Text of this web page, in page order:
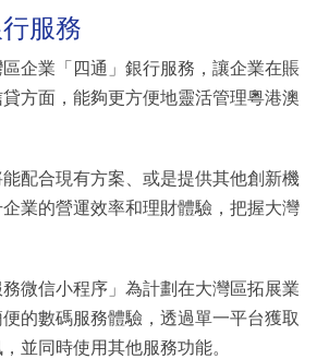
服務
企業「四通」銀行服務，讓企業在賬
方面，能夠更方便地靈活管理粵港澳
配合現有方案、或是提供其他創新機
業的營運效率和理財體驗，把握大灣
務微信小程序」為計劃在大灣區拓展業
的數碼服務體驗，透過單一平台獲取
並同時使用其他服務功能。